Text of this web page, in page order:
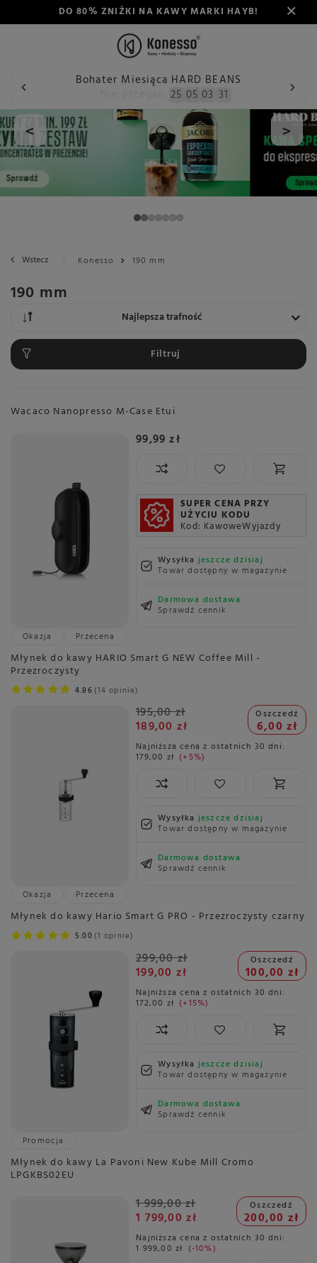
DO 80% ZNIŻKI NA KAWY MARKI HAYB!
Bohater Miesiąca HARD BEANS
25 05 03 31
< >
Wstecz Konesso 190 mm
190 mm
Zmień sortowanie
Najlepsza trafność
Filtruj
Wacaco Nanopresso M-Case Etui
99,99 zł
SUPER CENA PRZY
UŻYCIU KODU
Kod: KawoweWyjazdy
Wysyłkajeszcze dzisiaj
Towar dostępny w magazynie
Darmowa dostawa
Sprawdź cennik
Okazja
Przecena
Młynek do kawy HARIO Smart G NEW Coffee Mill -
Przezroczysty
4.86 14 opinie
195,00 zł
189,00 zł
Oszczedź
6,00 zł
Najniższa cena z ostatnich 30 dni:
179,00 zł +5%
Wysyłkajeszcze dzisiaj
Towar dostępny w magazynie
Darmowa dostawa
Sprawdź cennik
Okazja
Przecena
Młynek do kawy Hario Smart G PRO - Przezroczysty czarny
5.00 1 opinie
299,00 zł
199,00 zł
Oszczedź
100,00 zł
Najniższa cena z ostatnich 30 dni:
172,00 zł +15%
Wysyłkajeszcze dzisiaj
Towar dostępny w magazynie
Darmowa dostawa
Sprawdź cennik
Promocja
Młynek do kawy La Pavoni New Kube Mill Cromo
LPGKBS02EU
1 999,00 zł
1 799,00 zł
Oszczedź
200,00 zł
Najniższa cena z ostatnich 30 dni:
1 999,00 zł -10%